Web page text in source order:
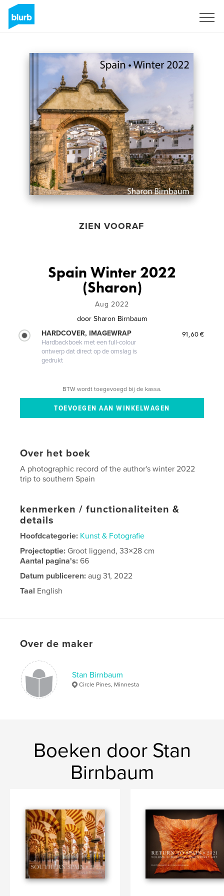
ZIEN VOORAF
Spain Winter 2022
(Sharon)
Aug 2022
door Sharon Birnbaum
HARDCOVER, IMAGEWRAP
Hardbackboek met een full-colour
ontwerp dat direct op de omslag is
gedrukt
91,60 €
BTW wordt toegevoegd bij de kassa.
Over het boek
A photographic record of the author's winter 2022
trip to southern Spain
kenmerken / functionaliteiten &
details
Hoofdcategorie: Kunst & Fotografie
Projectoptie: Groot liggend, 33×28 cm
Aantal pagina's:66
Datum publiceren: aug 31, 2022
Taal English
Over de maker
Stan Birnbaum
Circle Pines, Minnesta
Boeken door Stan
Birnbaum